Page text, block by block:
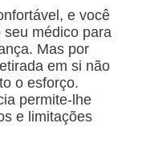
e você
médico para
Mas por
em si não
o esforço.
permite-lhe
e limitações